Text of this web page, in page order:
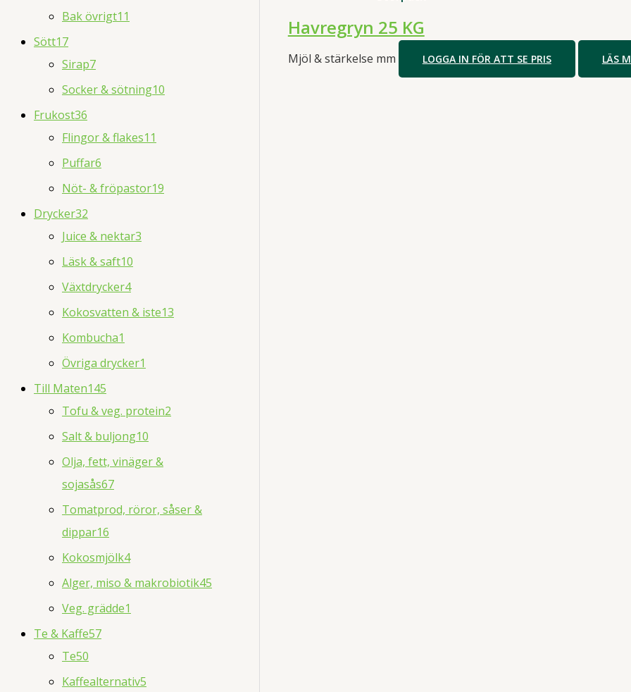
Bak övrigt11
Sött17
Sirap7
Socker & sötning10
Frukost36
Flingor & flakes11
Puffar6
Nöt- & fröpastor19
Drycker32
Juice & nektar3
Läsk & saft10
Växtdrycker4
Kokosvatten & iste13
Kombucha1
Övriga drycker1
Till Maten145
Tofu & veg. protein2
Salt & buljong10
Olja, fett, vinäger &
sojasås67
Tomatprod, röror, såser &
dippar16
Kokosmjölk4
Alger, miso & makrobiotik45
Veg. grädde1
Te & Kaffe57
Te50
Kaffealternativ5
Havregryn 25 KG
Mjöl & stärkelse mm LOGGA IN FÖR ATT SE PRIS LÄS